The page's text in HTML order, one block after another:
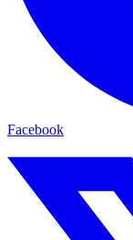
Facebook